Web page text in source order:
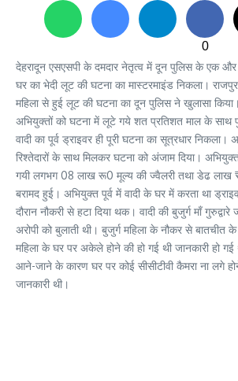
0
देहरादून एसएसपी के दमदार नेतृत्व में दून पुलिस के एक और
घर का भेदी लूट की घटना का मास्टरमाइंड निकला।
महिला से हुई लूट की घटना का दून पुलिस ने खुलासा
अभियुक्तों को घटना में लूटे गये शत प्रतिशत माल के साथ
वादी का पूर्व ड्राइवर ही पूरी घटना का सूत्रधार निकला।
रिश्तेदारों के साथ मिलकर घटना को अंजाम दिया।
गयी लगभग 08 लाख रू0 मूल्य की ज्वैलरी तथा डेढ लाख
बरामद हुई। अभियुक्त पूर्व में वादी के घर में करता था
दौरान नौकरी से हटा दिया थक। वादी की बुजुर्ग माँ
अरोपी को बुलाती थी। बुजुर्ग महिला के नौकर से बातचीत
महिला के घर पर अकेले होने की हो गई थी जानकारी हो
आने-जाने के कारण घर पर कोई सीसीटीवी कैमरा ना लगे
जानकारी थी।